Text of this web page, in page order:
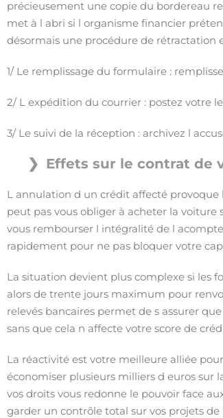
précieusement une copie du bordereau
met à l abri si l organisme financier
désormais une procédure de rétractation
1/ Le remplissage du formulaire :
2/ L expédition du courrier : postez votre
3/ Le suivi de la réception : archivez l
Effets sur le contrat de
L annulation d un crédit affecté
peut pas vous obliger à acheter la
vous rembourser l intégralité de l
rapidement pour ne pas bloquer votre
La situation devient plus complexe si les
alors de trente jours maximum pour
relevés bancaires permet de s assurer
sans que cela n affecte votre score de
La réactivité est votre meilleure alliée
économiser plusieurs milliers d euros sur
vos droits vous redonne le pouvoir face
garder un contrôle total sur vos projets